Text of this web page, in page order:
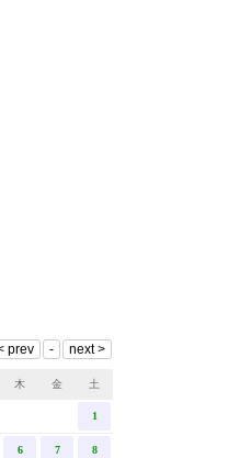
木 金 土
1
6 7 8